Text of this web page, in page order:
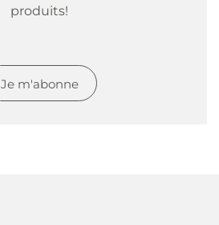
produits!
Je m'abonne